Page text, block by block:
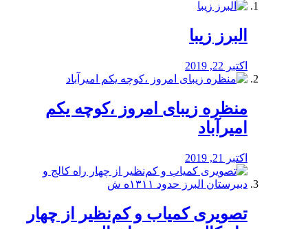
البرز زیبا
اکتبر 22, 2019
منظره‌‌ زیبای امروز ،کوچه یکم
امیرآباد
اکتبر 21, 2019
️تصویری کمیاب و کم‌نظیر از چهار